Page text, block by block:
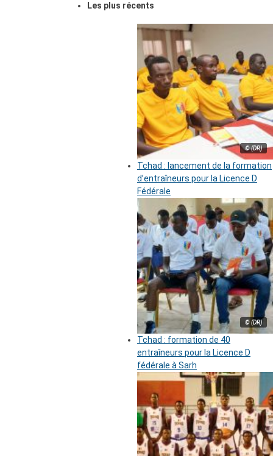
Les plus récents
© (DR)
Tchad : lancement de la formation
d’entraîneurs pour la Licence D
Fédérale
© (DR)
Tchad : formation de 40
entraîneurs pour la Licence D
fédérale à Sarh